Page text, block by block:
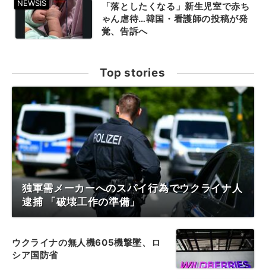
「落としたくなる」新生児室で赤ち
ゃん虐待…韓国・看護師の投稿が発
覚、告訴へ
Top stories
独軍需メーカーへのスパイ行為でウクライナ人
逮捕 「破壊工作の準備」
ウクライナの無人機605機撃墜、ロ
シア国防省